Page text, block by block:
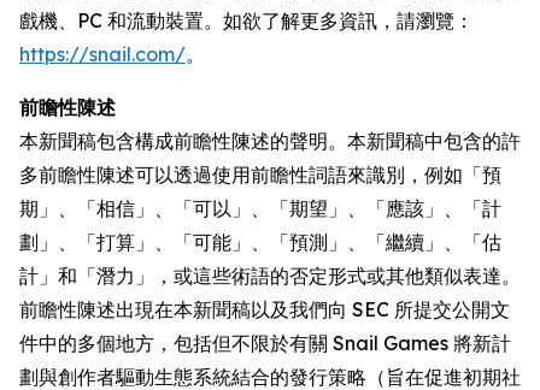
戲機、PC 和流動裝置。如欲了解更多資訊，請瀏覽：
https://snail.com/。
前瞻性陳述
本新聞稿包含構成前瞻性陳述的聲明。本新聞稿中包含的許
多前瞻性陳述可以透過使用前瞻性詞語來識別，例如「預
期」、「相信」、「可以」、「期望」、「應該」、「計
劃」、「打算」、「可能」、「預測」、「繼續」、「估
計」和「潛力」，或這些術語的否定形式或其他類似表達。
前瞻性陳述出現在本新聞稿以及我們向 SEC 所提交公開文
件中的多個地方，包括但不限於有關 Snail Games 將新計
劃與創作者驅動生態系統結合的發行策略（旨在促進初期社